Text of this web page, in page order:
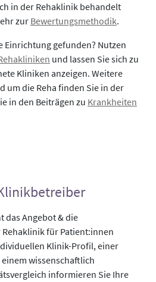
in der Rehaklinik behandelt
zur Bewertungsmethodik.
Einrichtung gefunden? Nutzen
und lassen Sie sich zu
Kliniken anzeigen. Weitere
um die Reha finden Sie in der
in den Beiträgen zu Krankheiten
das Angebot & die
für Patient:innen
Klinik-Profil, einer
wissenschaftlich
informieren Sie Ihre